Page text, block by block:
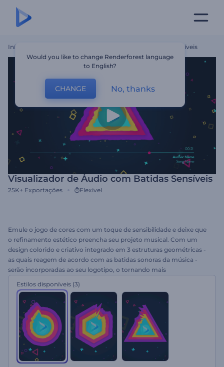
Início Visualizador De Áudio Com Batidas Sensíveis
Visualizador de Áudio com Batidas Sensíveis
25K+ Exportações Flexível
Emule o jogo de cores com um toque de sensibilidade e deixe que
o refinamento estético preencha seu projeto musical. Com um
design colorido e criativo integrado em 3 estruturas geométricas -
as quais reagem de acordo com as batidas sonoras da música -
serão incorporadas ao seu logotipo, o tornando mais
adapta perfeitamente ao seu canal do YouTube, Vimeo, promoção
de DJ, música eletrônica e muitos outros projetos musicais.
Experimente gratuitamente!
Estilos disponíveis (3)
Would you like to change Renderforest language
to English?
CHANGE No, thanks